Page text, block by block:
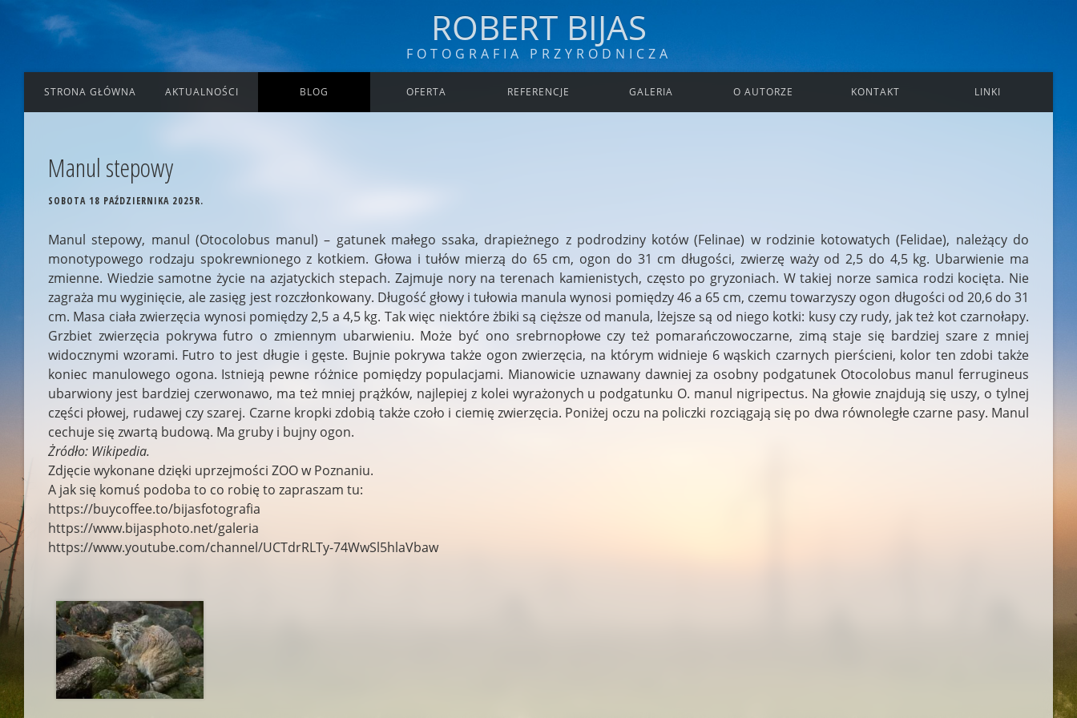
ROBERT BIJAS
FOTOGRAFIA PRZYRODNICZA
STRONA GŁÓWNA AKTUALNOŚCI BLOG OFERTA REFERENCJE GALERIA O AUTORZE KONTAKT LINKI
Manul stepowy
SOBOTA 18 PAŹDZIERNIKA 2025R.
Manul stepowy, manul (Otocolobus manul) – gatunek małego ssaka, drapieżnego z podrodziny kotów (Felinae) w rodzinie kotowatych (Felidae), należący do
monotypowego rodzaju spokrewnionego z kotkiem. Głowa i tułów mierzą do 65 cm, ogon do 31 cm długości, zwierzę waży od 2,5 do 4,5 kg. Ubarwienie ma
zmienne. Wiedzie samotne życie na azjatyckich stepach. Zajmuje nory na terenach kamienistych, często po gryzoniach. W takiej norze samica rodzi kocięta. Nie
zagraża mu wyginięcie, ale zasięg jest rozczłonkowany. Długość głowy i tułowia manula wynosi pomiędzy 46 a 65 cm, czemu towarzyszy ogon długości od 20,6 do 31
cm. Masa ciała zwierzęcia wynosi pomiędzy 2,5 a 4,5 kg. Tak więc niektóre żbiki są cięższe od manula, lżejsze są od niego kotki: kusy czy rudy, jak też kot czarnołapy.
Grzbiet zwierzęcia pokrywa futro o zmiennym ubarwieniu. Może być ono srebrnopłowe czy też pomarańczowoczarne, zimą staje się bardziej szare z mniej
widocznymi wzorami. Futro to jest długie i gęste. Bujnie pokrywa także ogon zwierzęcia, na którym widnieje 6 wąskich czarnych pierścieni, kolor ten zdobi także
koniec manulowego ogona. Istnieją pewne różnice pomiędzy populacjami. Mianowicie uznawany dawniej za osobny podgatunek Otocolobus manul ferrugineus
ubarwiony jest bardziej czerwonawo, ma też mniej prążków, najlepiej z kolei wyrażonych u podgatunku O. manul nigripectus. Na głowie znajdują się uszy, o tylnej
części płowej, rudawej czy szarej. Czarne kropki zdobią także czoło i ciemię zwierzęcia. Poniżej oczu na policzki rozciągają się po dwa równoległe czarne pasy. Manul
cechuje się zwartą budową. Ma gruby i bujny ogon.
Żródło: Wikipedia.
Zdjęcie wykonane dzięki uprzejmości ZOO w Poznaniu.
A jak się komuś podoba to co robię to zapraszam tu:
https://buycoffee.to/bijasfotografia
https://www.bijasphoto.net/galeria
https://www.youtube.com/channel/UCTdrRLTy-74WwSl5hlaVbaw